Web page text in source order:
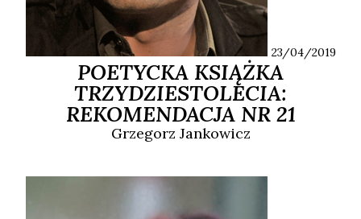
23/04/2019
POETYCKA KSIĄŻKA
TRZYDZIESTOLECIA:
REKOMENDACJA NR 21
Grzegorz Jankowicz